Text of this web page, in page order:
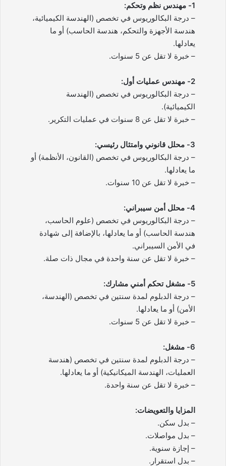
1- مهندس نظم وتحكم:
– درجة البكالوريوس في تخصص (الهندسة الكيميائية،
هندسة الأجهزة والتحكم، هندسة الحاسب) أو ما
يعادلها.
– خبرة لا تقل عن 5 سنوات.
2- مهندس عمليات أول:
– درجة البكالوريوس في تخصص (الهندسة
الكيميائية).
– خبرة لا تقل عن 8 سنوات في عمليات التكرير.
3- محلل قانوني وامتثال رئيسي:
– درجة البكالوريوس في تخصص (القانون، الأنظمة) أو
ما يعادلها.
– خبرة لا تقل عن 10 سنوات.
4- محلل أمن سيبراني:
– درجة البكالوريوس في تخصص (علوم الحاسب،
هندسة الحاسب) أو ما يعادلها، بالإضافة إلى شهادة
في الأمن السيبراني.
– خبرة لا تقل عن سنة واحدة في مجال ذات صلة.
5- مشغل تحكم أمني مشارك:
– درجة الدبلوم لمدة سنتين في تخصص (الهندسة،
الأمن) أو ما يعادلها.
– خبرة لا تقل عن 5 سنوات.
6- مشغل:
– درجة الدبلوم لمدة سنتين في تخصص (هندسة
العمليات، الهندسة الميكانيكية) أو ما يعادلها.
– خبرة لا تقل عن سنة واحدة.
المزايا والتعويضات:
– بدل سكن.
– بدل مواصلات.
– إجازة سنوية.
– بدل استقرار.